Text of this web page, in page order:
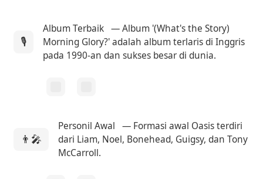
🎙
Album Terbaik — Album '(What's the Story)
Morning Glory?' adalah album terlaris di Inggris
pada 1990-an dan sukses besar di dunia.
👨‍🎤
Personil Awal
— Formasi awal Oasis terdiri
dari Liam, Noel, Bonehead, Guigsy, dan Tony
McCarroll.